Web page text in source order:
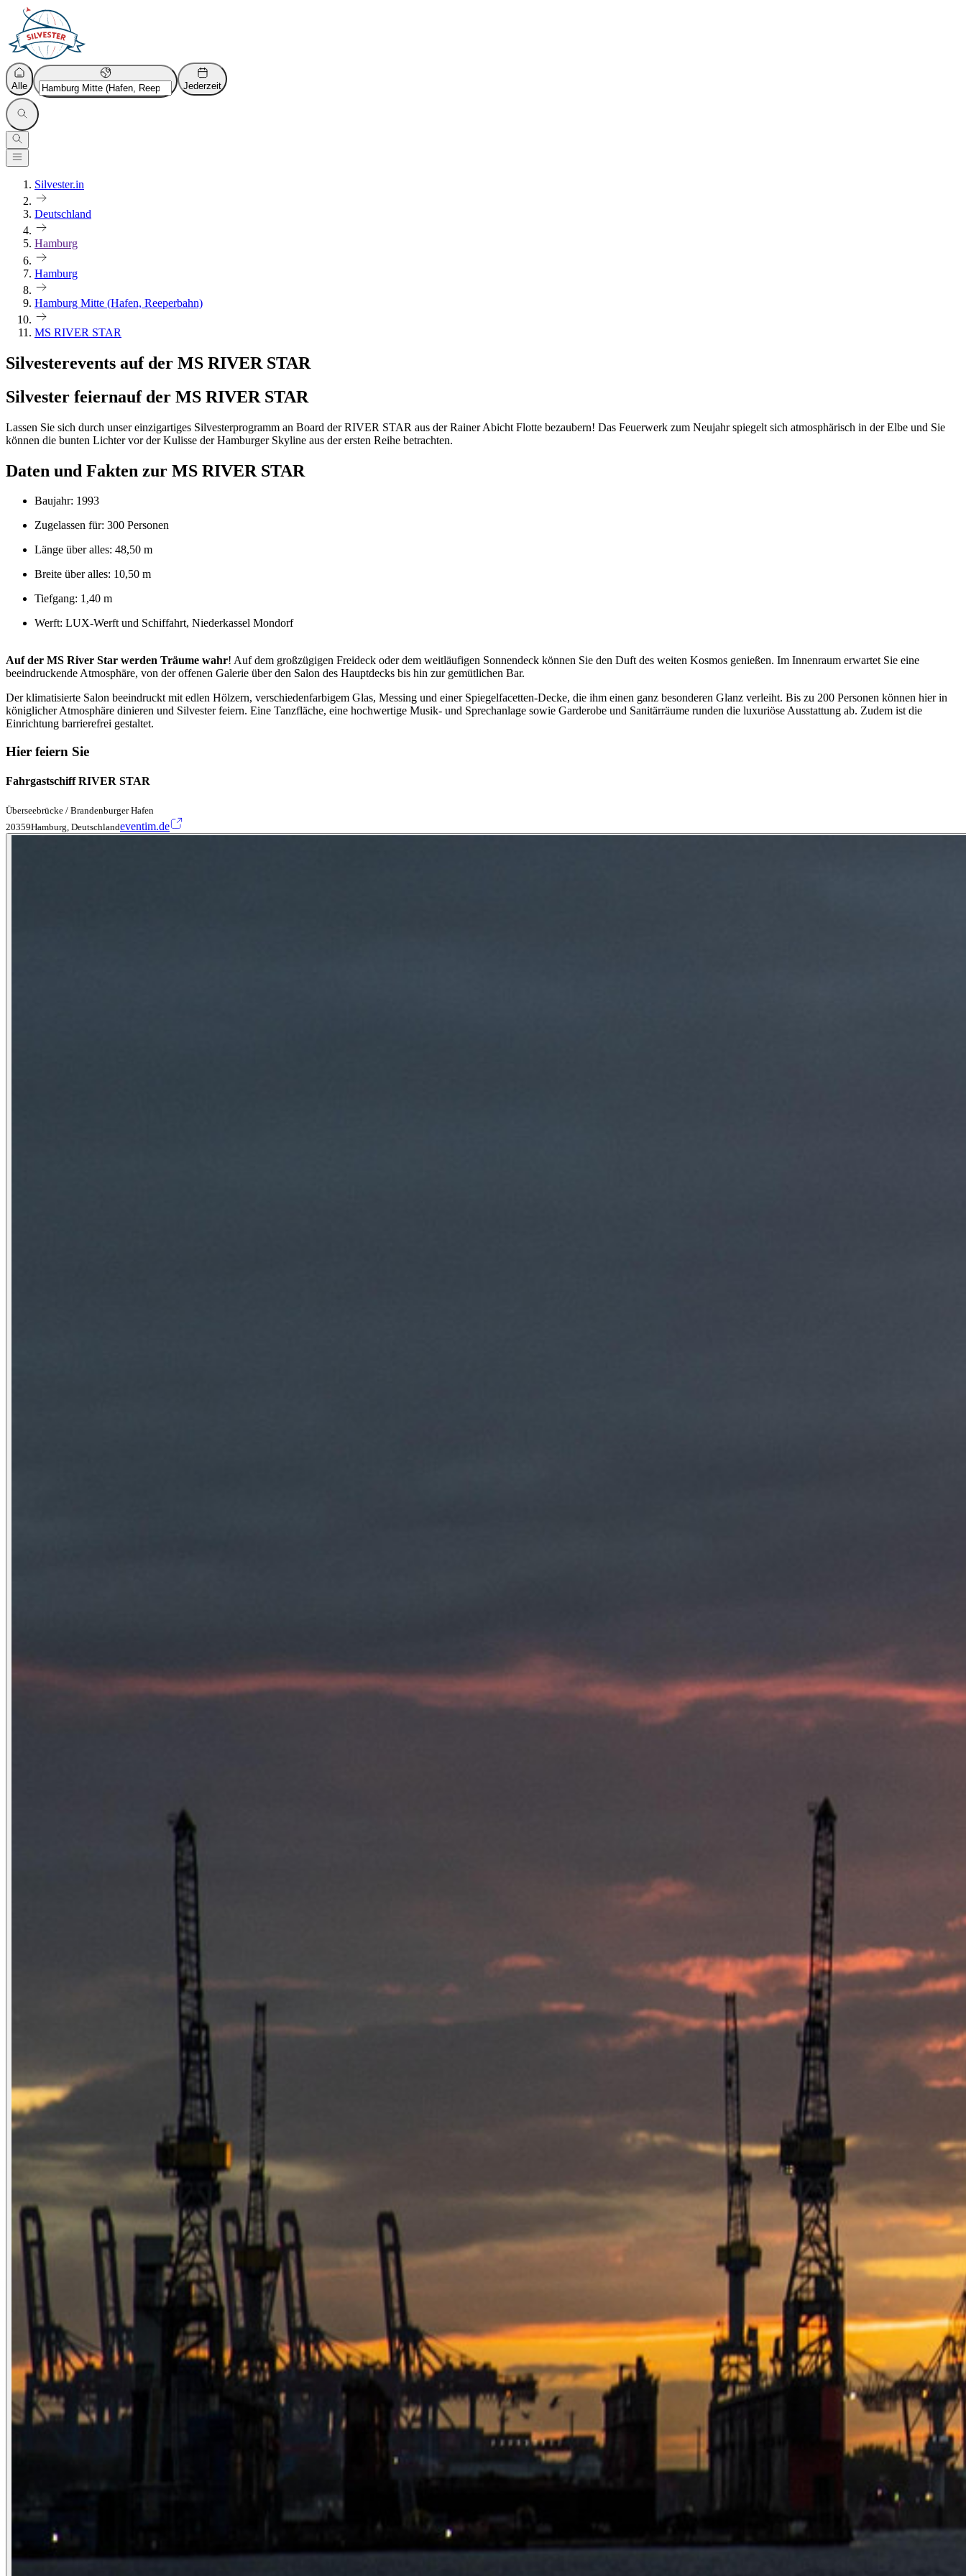
Alle Jederzeit
Silvester.in
Deutschland
Hamburg
Hamburg
Hamburg Mitte (Hafen, Reeperbahn)
MS RIVER STAR
Silvesterevents auf der MS RIVER STAR
Silvester feiernauf der MS RIVER STAR
Lassen Sie sich durch unser einzigartiges Silvesterprogramm an Board der RIVER STAR aus der Rainer Abicht Flotte bezaubern! Das Feuerwerk zum Neujahr spiegelt sich atmosphärisch in der Elbe und Sie
können die bunten Lichter vor der Kulisse der Hamburger Skyline aus der ersten Reihe betrachten.
Daten und Fakten zur MS RIVER STAR
Baujahr: 1993
Zugelassen für: 300 Personen
Länge über alles: 48,50 m
Breite über alles: 10,50 m
Tiefgang: 1,40 m
Werft: LUX-Werft und Schiffahrt, Niederkassel Mondorf
Auf der MS River Star werden Träume wahr! Auf dem großzügigen Freideck oder dem weitläufigen Sonnendeck können Sie den Duft des weiten Kosmos genießen. Im Innenraum erwartet Sie eine
beeindruckende Atmosphäre, von der offenen Galerie über den Salon des Hauptdecks bis hin zur gemütlichen Bar.
Der klimatisierte Salon beeindruckt mit edlen Hölzern, verschiedenfarbigem Glas, Messing und einer Spiegelfacetten-Decke, die ihm einen ganz besonderen Glanz verleiht. Bis zu 200 Personen können hier in
königlicher Atmosphäre dinieren und Silvester feiern. Eine Tanzfläche, eine hochwertige Musik- und Sprechanlage sowie Garderobe und Sanitärräume runden die luxuriöse Ausstattung ab. Zudem ist die
Einrichtung barrierefrei gestaltet.
Hier feiern Sie
Fahrgastschiff RIVER STAR
Überseebrücke / Brandenburger Hafen
20359Hamburg, Deutschlandeventim.de